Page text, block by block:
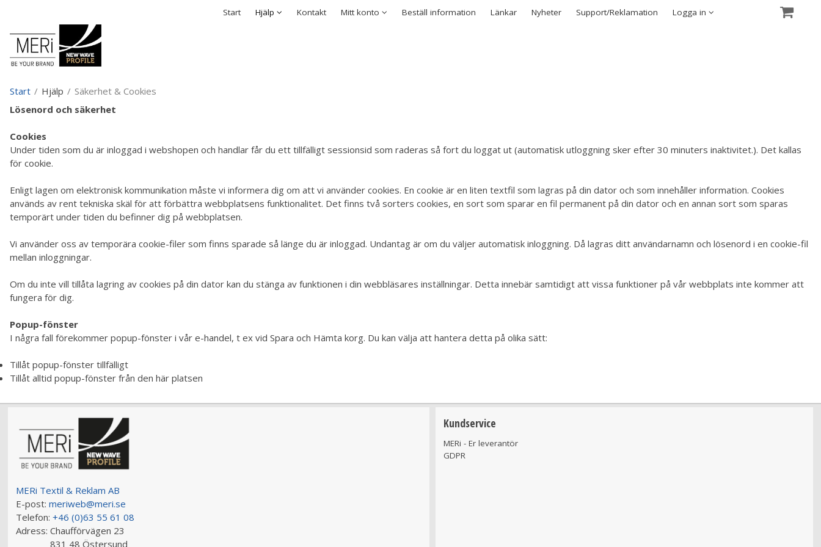
Start Hjälp
Säkerhet & Cookies Kontakt Mitt konto Beställ information Länkar Nyheter Support/Reklamation Logga in
Start / Hjälp / Säkerhet & Cookies
Lösenord och säkerhet
Cookies
Under tiden som du är inloggad i webshopen och handlar får du ett tillfälligt sessionsid som raderas så fort du loggat ut (automatisk utloggning sker efter 30 minuters inaktivitet.). Det kallas
för cookie.
Enligt lagen om elektronisk kommunikation måste vi informera dig om att vi använder cookies. En cookie är en liten textfil som lagras på din dator och som innehåller information. Cookies
används av rent tekniska skäl för att förbättra webbplatsens funktionalitet. Det finns två sorters cookies, en sort som sparar en fil permanent på din dator och en annan sort som sparas
temporärt under tiden du befinner dig på webbplatsen.
Vi använder oss av temporära cookie-filer som finns sparade så länge du är inloggad. Undantag är om du väljer automatisk inloggning. Då lagras ditt användarnamn och lösenord i en cookie-fil
mellan inloggningar.
Om du inte vill tillåta lagring av cookies på din dator kan du stänga av funktionen i din webbläsares inställningar. Detta innebär samtidigt att vissa funktioner på vår webbplats inte kommer att
fungera för dig.
Popup-fönster
I några fall förekommer popup-fönster i vår e-handel, t ex vid Spara och Hämta korg. Du kan välja att hantera detta på olika sätt:
Tillåt popup-fönster tillfälligt
Tillåt alltid popup-fönster från den här platsen
MERi Textil & Reklam AB
E-post: meriweb@meri.se
Telefon: +46 (0)63 55 61 08
Adress: Chaufförvägen 23
831 48 Östersund
Kundservice
MERi - Er leverantör
GDPR